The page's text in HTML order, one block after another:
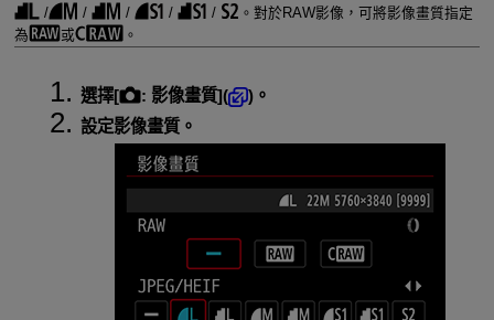
/
/ / / /
。對於RAW影像，可將影像畫質指定
為
或 。
選擇[ : 影像畫質](
)。
設定影像畫質。